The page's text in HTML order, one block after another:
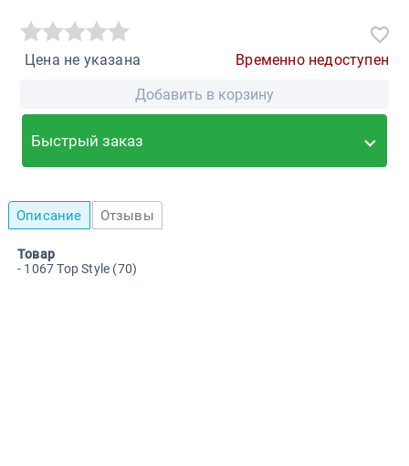
Цена не указана
Временно недоступен
Добавить в корзину
Быстрый заказ
Описание Отзывы
Товар
- 1067 Top Style (70)